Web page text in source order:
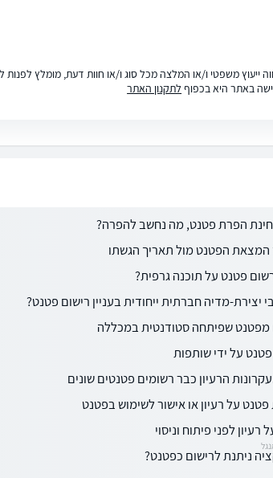
ייעוץ משפטי ו/או המלצה מכל סוג ו/או חוות דעת, מומלץ
באתר היא בכפוף לתקנון האתר
הפרת פטנט, מה נחשב להפרה?
המצאת הפטנט מול תאריך הגשתו
פטנט על תוכנה גרפית?
יצירת-מדיה חברתית ייחודית בעניין רישום פטנט?
מפטנט שפיתחה סטודנטית במכללה
על ידי שותפות
הרעיון כבר רשומים פטנטים שונים
על רעיון או אישור לשימוש בפטנט
רעיון לפני פיתוח וניסוי
ניתנת לרישום כפטנט?